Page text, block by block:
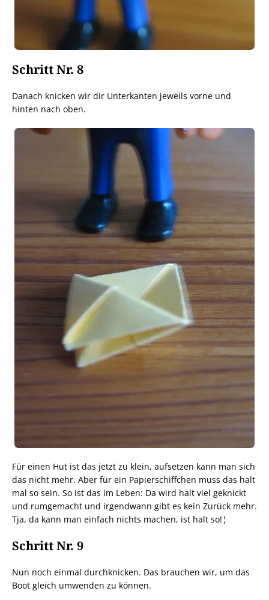
Schritt Nr. 8
Danach knicken wir dir Unterkanten jeweils vorne und
hinten nach oben.
Für einen Hut ist das jetzt zu klein, aufsetzen kann man sich
das nicht mehr. Aber für ein Papierschiffchen muss das halt
mal so sein. So ist das im Leben: Da wird halt viel geknickt
und rumgemacht und irgendwann gibt es kein Zurück mehr.
Tja, da kann man einfach nichts machen, ist halt so!¦
Schritt Nr. 9
Nun noch einmal durchknicken. Das brauchen wir, um das
Boot gleich umwenden zu können.